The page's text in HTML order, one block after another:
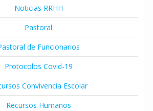
Noticias RRHH
Pastoral
de Funcionarios
Protocolos Covid-19
Convivencia Escolar
Recursos Humanos